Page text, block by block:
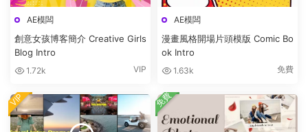
AE模闆
創意女孩博客簡介 Creative Girls
Blog Intro
1.72k VIP
AE模闆
漫畫風格開場片頭模版 Comic Bo
ok Intro
1.63k 免費
VIP 免費